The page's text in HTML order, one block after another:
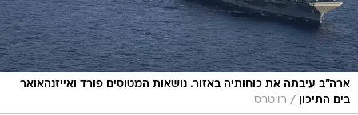
ארה"ב עיבתה את כוחותיה באזור. נושאות המטוסים פורד ואייזנהאואר
בים התיכון
/ רויטרס